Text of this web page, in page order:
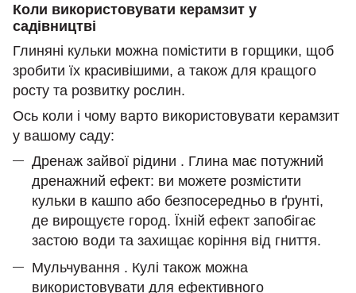
Коли використовувати керамзит у
садівництві
Глиняні кульки можна помістити в горщики, щоб
зробити їх красивішими, а також для кращого
росту та розвитку рослин.
Ось коли і чому варто використовувати керамзит
у вашому саду:
Дренаж зайвої рідини . Глина має потужний
дренажний ефект: ви можете розмістити
кульки в кашпо або безпосередньо в ґрунті,
де вирощуєте город. Їхній ефект запобігає
застою води та захищає коріння від гниття.
Мульчування . Кулі також можна
використовувати для ефективного